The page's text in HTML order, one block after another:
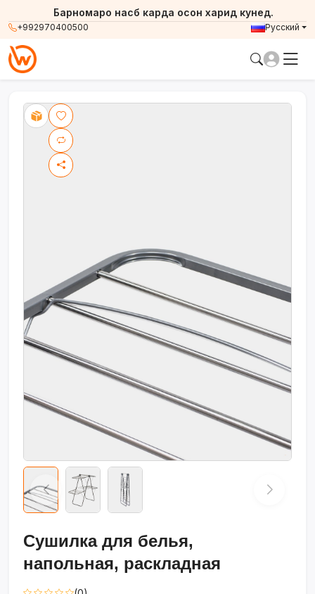
+992970400500
Барномаро насб карда осон харид кунед.
Русский
Сушилка для белья,
напольная, раскладная